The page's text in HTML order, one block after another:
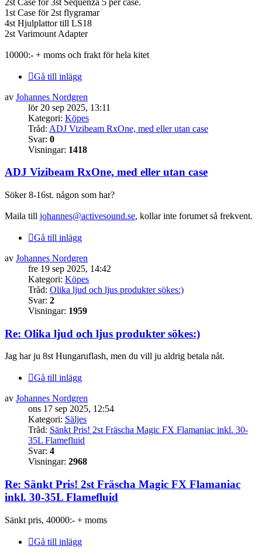
1st Case för 2st flygramar
4st Hjulplattor till LS18
2st Varimount Adapter
10000:- + moms och frakt för hela kitet
Gå till inlägg
av Johannes Nordgren
lör 20 sep 2025, 13:11
Kategori: Köpes
Tråd: ADJ Vizibeam RxOne, med eller utan case
Svar: 0
Visningar: 1418
ADJ Vizibeam RxOne, med eller utan case
Söker 8-16st. någon som har?
Maila till johannes@activesound.se, kollar inte forumet så frekvent.
Gå till inlägg
av Johannes Nordgren
fre 19 sep 2025, 14:42
Kategori: Köpes
Tråd: Olika ljud och ljus produkter sökes:)
Svar: 2
Visningar: 1959
Re: Olika ljud och ljus produkter sökes:)
Jag har ju 8st Hungaruflash, men du vill ju aldrig betala nåt.
Gå till inlägg
av Johannes Nordgren
ons 17 sep 2025, 12:54
Kategori: Säljes
Tråd: Sänkt Pris! 2st Fräscha Magic FX Flamaniac inkl. 30-
35L Flamefluid
Svar: 4
Visningar: 2968
Re: Sänkt Pris! 2st Fräscha Magic FX Flamaniac
inkl. 30-35L Flamefluid
Sänkt pris, 40000:- + moms
Gå till inlägg